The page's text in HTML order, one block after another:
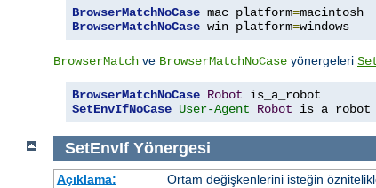
BrowserMatchNoCase mac platform=
BrowserMatchNoCase win platform=windows
BrowserMatch ve BrowserMatchNoCase yönergeleri
BrowserMatchNoCase Robot
SetEnvIfNoCase User-Agent Robot is_a_robot
SetEnvIf Yönergesi
Açıklama:
Ortam değişkenlerini isteğin